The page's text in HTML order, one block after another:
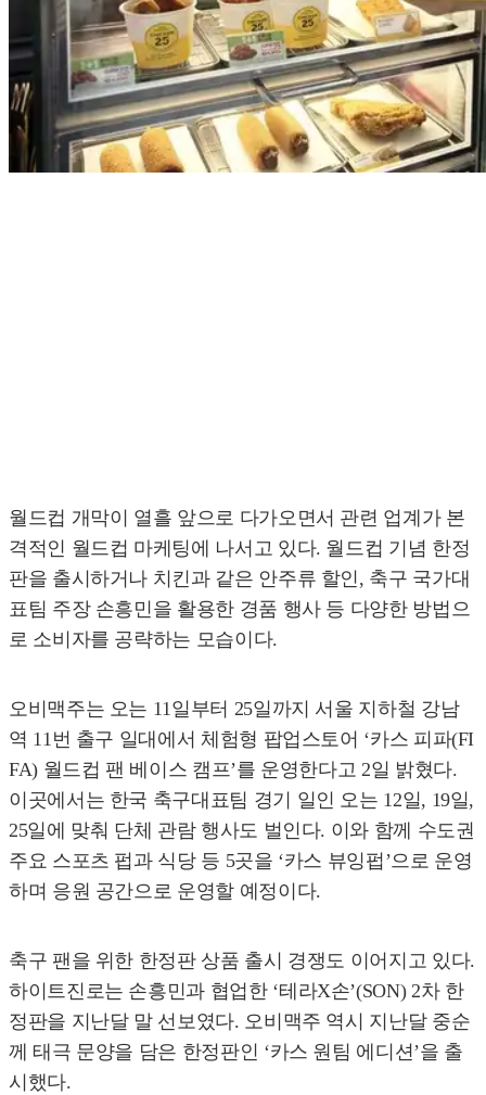
월드컵 개막이 열흘 앞으로 다가오면서 관련 업계가 본
격적인 월드컵 마케팅에 나서고 있다. 월드컵 기념 한정
판을 출시하거나 치킨과 같은 안주류 할인, 축구 국가대
표팀 주장 손흥민을 활용한 경품 행사 등 다양한 방법으
로 소비자를 공략하는 모습이다.
오비맥주는 오는 11일부터 25일까지 서울 지하철 강남
역 11번 출구 일대에서 체험형 팝업스토어 ‘카스 피파(FI
FA) 월드컵 팬 베이스 캠프’를 운영한다고 2일 밝혔다.
이곳에서는 한국 축구대표팀 경기 일인 오는 12일, 19일,
25일에 맞춰 단체 관람 행사도 벌인다. 이와 함께 수도권
주요 스포츠 펍과 식당 등 5곳을 ‘카스 뷰잉펍’으로 운영
하며 응원 공간으로 운영할 예정이다.
축구 팬을 위한 한정판 상품 출시 경쟁도 이어지고 있다.
하이트진로는 손흥민과 협업한 ‘테라X손’(SON) 2차 한
정판을 지난달 말 선보였다. 오비맥주 역시 지난달 중순
께 태극 문양을 담은 한정판인 ‘카스 원팀 에디션’을 출
시했다.